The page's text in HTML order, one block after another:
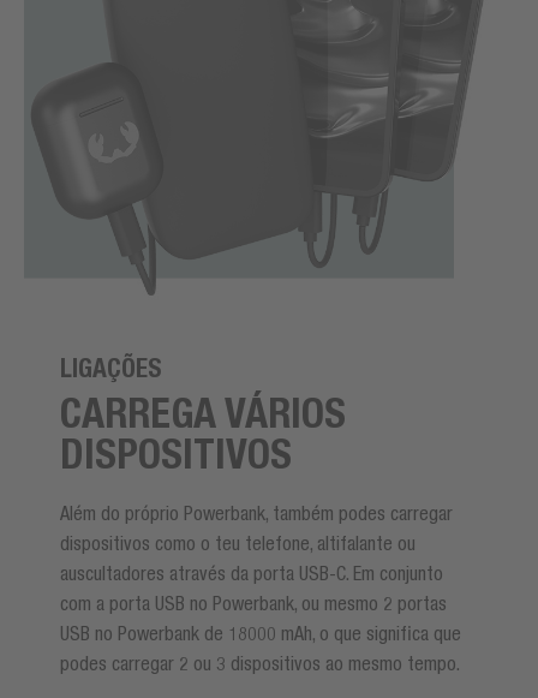
LIGAÇÕES
CARREGA VÁRIOS
DISPOSITIVOS
Além do próprio Powerbank, também podes carregar
dispositivos como o teu telefone, altifalante ou
auscultadores através da porta USB-C. Em conjunto
com a porta USB no Powerbank, ou mesmo 2 portas
USB no Powerbank de 18000 mAh, o que significa que
podes carregar 2 ou 3 dispositivos ao mesmo tempo.